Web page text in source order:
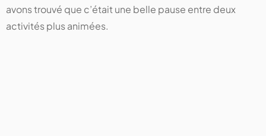
avons trouvé que c’était une belle pause entre deux
activités plus animées.